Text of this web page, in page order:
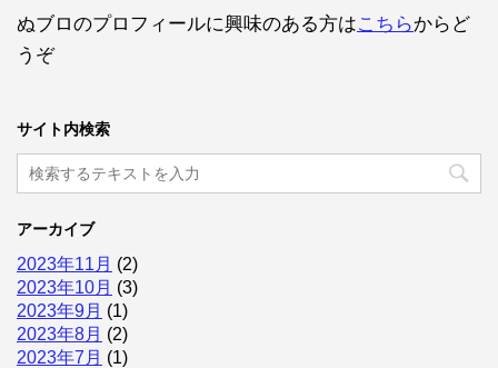
ぬブロのプロフィールに興味のある方はこちらからど
うぞ
サイト内検索
アーカイブ
2023年11月 (2)
2023年10月 (3)
2023年9月 (1)
2023年8月 (2)
2023年7月 (1)